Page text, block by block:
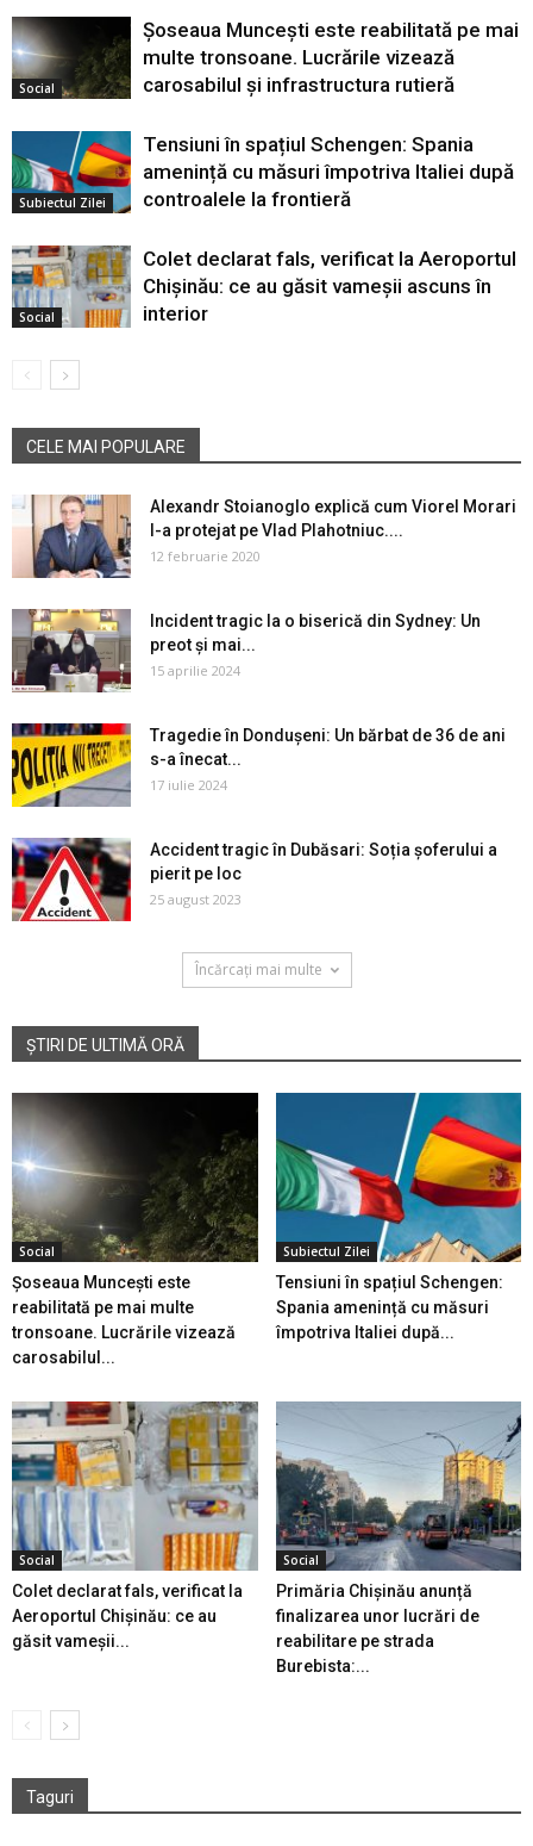
Social
Șoseaua Muncești este reabilitată pe mai
multe tronsoane. Lucrările vizează
carosabilul și infrastructura rutieră
Subiectul Zilei
Tensiuni în spațiul Schengen: Spania
amenință cu măsuri împotriva Italiei după
controalele la frontieră
Social
Colet declarat fals, verificat la Aeroportul
Chișinău: ce au găsit vameșii ascuns în
interior
CELE MAI POPULARE
Alexandr Stoianoglo explică cum Viorel Morari
l-a protejat pe Vlad Plahotniuc....
12 februarie 2020
Incident tragic la o biserică din Sydney: Un
preot și mai...
15 aprilie 2024
Tragedie în Dondușeni: Un bărbat de 36 de ani
s-a înecat...
17 iulie 2024
Accident tragic în Dubăsari: Soția șoferului a
pierit pe loc
25 august 2023
Încărcați mai multe
ȘTIRI DE ULTIMĂ ORĂ
Social
Șoseaua Muncești este
reabilitată pe mai multe
tronsoane. Lucrările vizează
carosabilul...
Subiectul Zilei
Tensiuni în spațiul Schengen:
Spania amenință cu măsuri
împotriva Italiei după...
Social
Colet declarat fals, verificat la
Aeroportul Chișinău: ce au
găsit vameșii...
Social
Primăria Chișinău anunță
finalizarea unor lucrări de
reabilitare pe strada
Burebista:...
Taguri